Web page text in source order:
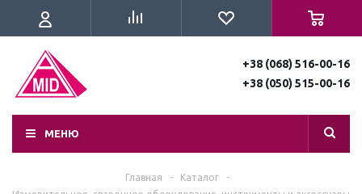
+38 (068) 516-00-16
+38 (050) 515-00-16
МЕНЮ
Главная - Каталог
-